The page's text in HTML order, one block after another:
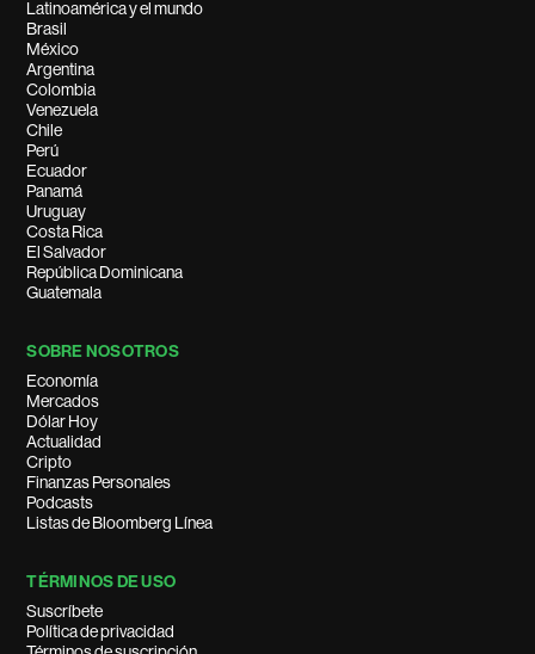
Latinoamérica y el mundo
Brasil
México
Argentina
Colombia
Venezuela
Chile
Perú
Ecuador
Panamá
Uruguay
Costa Rica
El Salvador
República Dominicana
Guatemala
SOBRE NOSOTROS
Economía
Mercados
Dólar Hoy
Actualidad
Cripto
Finanzas Personales
Podcasts
Listas de Bloomberg Línea
TÉRMINOS DE USO
Suscríbete
Política de privacidad